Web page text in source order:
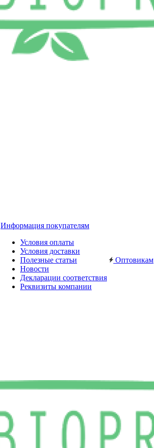
Информация покупателям
Условия оплаты
Условия доставки
Полезные статьи
Новости
Декларации соответствия
Реквизиты компании
Оптовикам